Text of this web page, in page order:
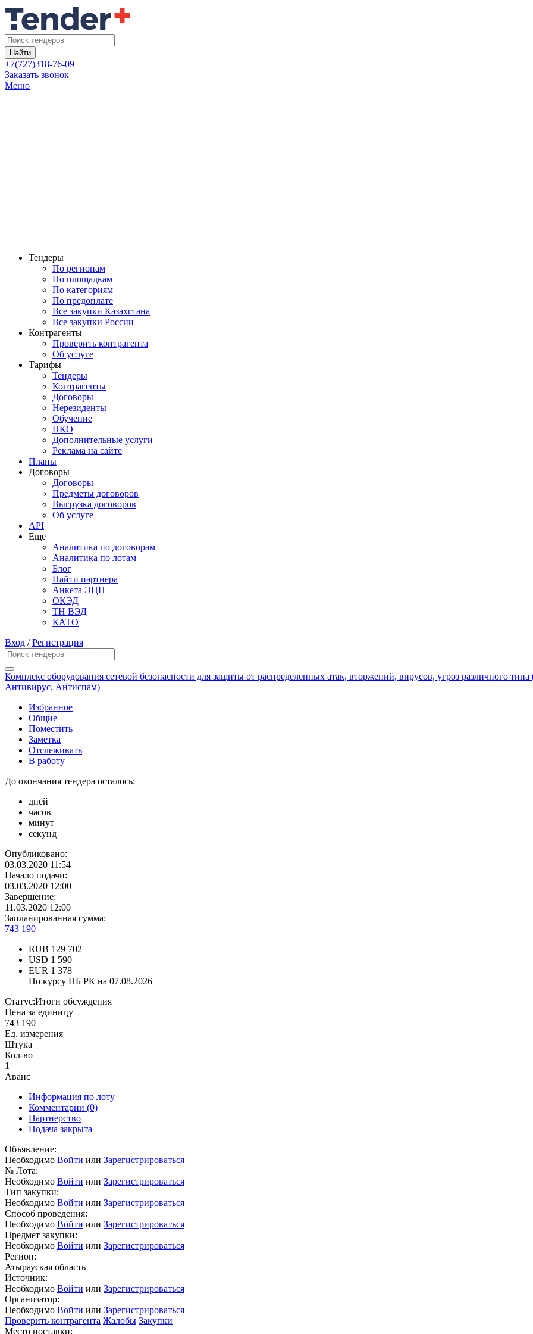
Найти
+7(727)318-76-09
Заказать звонок
Меню
Тендеры
По регионам
По площадкам
По категориям
По предоплате
Все закупки Казахстана
Все закупки России
Контрагенты
Проверить контрагента
Об услуге
Тарифы
Тендеры
Контрагенты
Договоры
Нерезиденты
Обучение
ПКО
Дополнительные услуги
Реклама на сайте
Планы
Договоры
Договоры
Предметы договоров
Выгрузка договоров
Об услуге
API
Еще
Аналитика по договорам
Аналитика по лотам
Блог
Найти партнера
Анкета ЭЦП
ОКЭД
ТН ВЭД
КАТО
Вход /Регистрация
Комплекс оборудования сетевой безопасности для защиты от распределенных атак, вторжений, вирусов, угроз различного
Антивирус, Антиспам)
Избранное
Общие
Поместить
Заметка
Отслеживать
В работу
До окончания тендера осталось:
дней
часов
минут
секунд
Опубликовано:
03.03.2020 11:54
Начало подачи:
03.03.2020 12:00
Завершение:
11.03.2020 12:00
Запланированная сумма:
743 190
RUB 129 702
USD 1 590
EUR 1 378
По курсу НБ РК на 07.08.2026
Статус:Итоги обсуждения
Цена за единицу
743 190
Ед. измерения
Штука
Кол-во
1
Аванс
Информация по лоту
Комментарии (0)
Партнерство
Подача закрыта
Объявление:
Необходимо Войти или Зарегистрироваться
№ Лота:
Необходимо Войти или Зарегистрироваться
Тип закупки:
Необходимо Войти или Зарегистрироваться
Способ проведения:
Необходимо Войти или Зарегистрироваться
Предмет закупки:
Необходимо Войти или Зарегистрироваться
Регион:
Атырауская область
Источник:
Необходимо Войти или Зарегистрироваться
Организатор:
Необходимо Войти или Зарегистрироваться
Проверить контрагента Жалобы Закупки
Место поставки: